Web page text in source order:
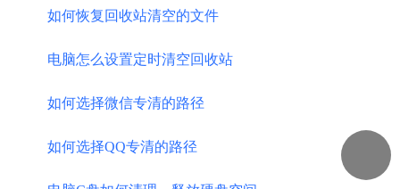
如何恢复回收站清空的文件
电脑怎么设置定时清空回收站
如何选择微信专清的路径
如何选择QQ专清的路径